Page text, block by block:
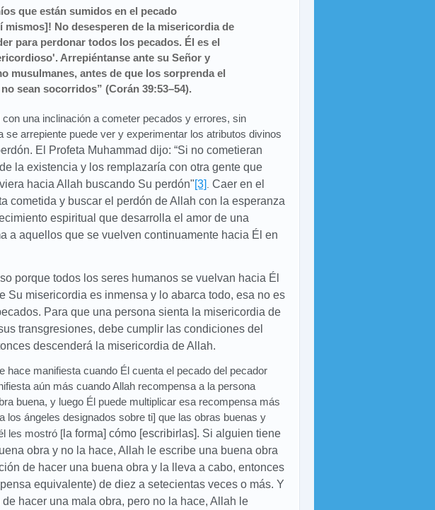
que están sumidos en el pecado
mismos]! No desesperen de la misericordia de
para perdonar todos los pecados. Él es el
Arrepiéntanse ante su Señor y
musulmanes, antes de que los sorprenda el
sean socorridos” (Corán 39:53–54).
una inclinación a cometer pecados y errores, sin
se arrepiente puede ver y experimentar los atributos divinos
El Profeta Muhammad dijo: “Si no cometieran
la existencia y los remplazaría con otra gente que
hacia Allah buscando Su perdón"[3] Caer en el
cometida y buscar el perdón deAllah con la esperanza
espiritual que desarrolla el amor de una
a aquellos que se vuelven continuamente hacia Él en
porque todos los seres humanos se vuelvan hacia Él
Su misericordia es inmensa y lo abarca todo, esa no es
Para que una persona sienta la misericordia de
transgresiones, debe cumplir las condiciones del
descenderá la misericordia de Allah.
hace manifiesta cuando Él cuenta el pecado del pecador
aún más cuando Allah recompensa a la persona
buena, y luego Él puede multiplicar esa recompensa más
los ángeles designados sobre ti] que las obras buenas y
les mostró [ la forma] cómo [escribirlas]. Si alguien tiene
obra y no la hace, Allah le escribe una buena obra
de hacer una buena obra y la lleva a cabo, entonces
equivalente) de diez a setecientas veces o más. Y
hacer una mala obra, pero no la hace, Allah le